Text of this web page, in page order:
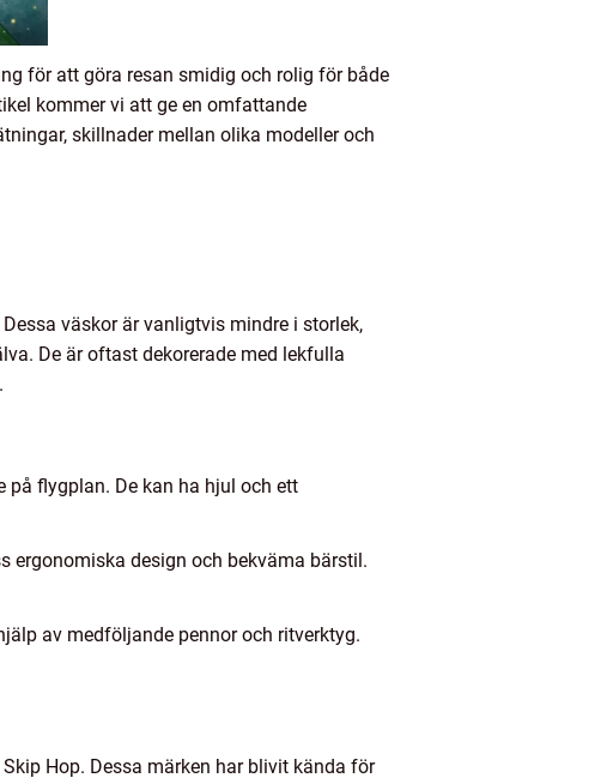
för att göra resan smidig och rolig för både
kommer vi att ge en omfattande
skillnader mellan olika modeller och
väskor är vanligtvis mindre i storlek,
De är oftast dekorerade med lekfulla
på flygplan. De kan ha hjul och ett
ergonomiska design och bekväma bärstil.
av medföljande pennor och ritverktyg.
Hop. Dessa märken har blivit kända för